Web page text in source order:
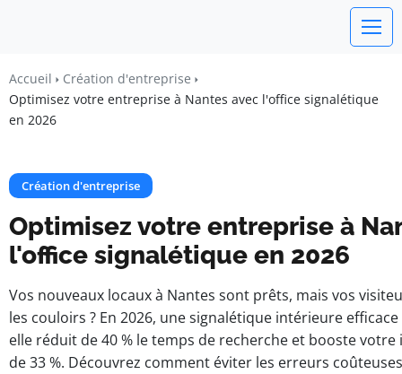
watchword
BUSINESS INSIGHTS FOR FRANCE
Accueil
Création d'entreprise
Optimisez votre entreprise à Nantes avec l'office signalétique
en 2026
Création d'entreprise
Optimisez votre entreprise à
l'office signalétique en 2026
Vos nouveaux locaux à Nantes sont prêts, mais vos
les couloirs ? En 2026, une signalétique intérieure efficace
elle réduit de 40 % le temps de recherche et booste
de 33 %. Découvrez comment éviter les erreurs